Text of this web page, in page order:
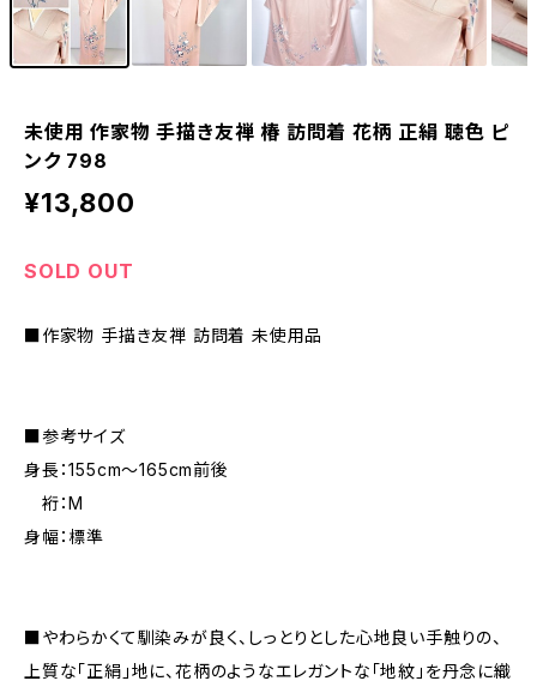
未使用 作家物 手描き友禅 椿 訪問着 花柄 正絹 聴色 ピ
ンク 798
¥13,800
SOLD OUT
■作家物 手描き友禅 訪問着 未使用品
■参考サイズ
身長：155cm～165cm前後
裄：M
身幅：標準
■やわらかくて馴染みが良く、しっとりとした心地良い手触りの、
上質な「正絹」地に、花柄のようなエレガントな「地紋」を丹念に織